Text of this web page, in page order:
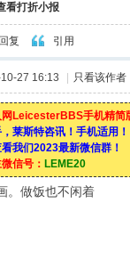
看打折小报
回复 引用
27 16:13 只看该作者
网LeicesterBBS手机精简
莱斯特咨讯！手机适用！
我们2023最新微信群！
信号： LEME20
。做饭也不闲着